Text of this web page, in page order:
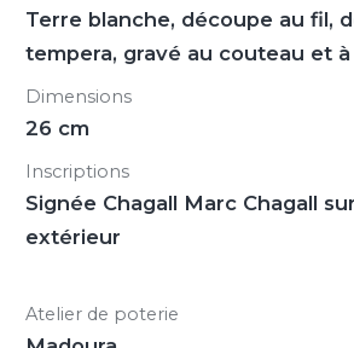
Terre blanche, découpe au fil,
tempera, gravé au couteau et
Dimensions
26 cm
Inscriptions
Signée Chagall Marc Chagall
extérieur
Atelier de poterie